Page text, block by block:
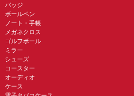
バッジ
ボールペン
ノート・手帳
メガネクロス
ゴルフボール
ミラー
シューズ
コースター
オーディオ
ケース